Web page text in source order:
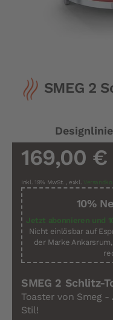
Anfang
SMEG 2
169,00 €
Inkl. 19% MwSt. , exkl.
10%
Jetzt abonnieren und
Nicht einlösbar auf
der Marke
SMEG 2 Schlitz-
Toaster von Smeg
Stil!